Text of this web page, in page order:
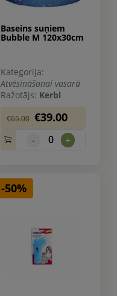
Baseins suņiem
Bubble M 120x30cm
Kategorija:
Atvēsināšanai vasarā
Ražotājs: Kerbl
€65.00 €39.00
- 0 +
-50%